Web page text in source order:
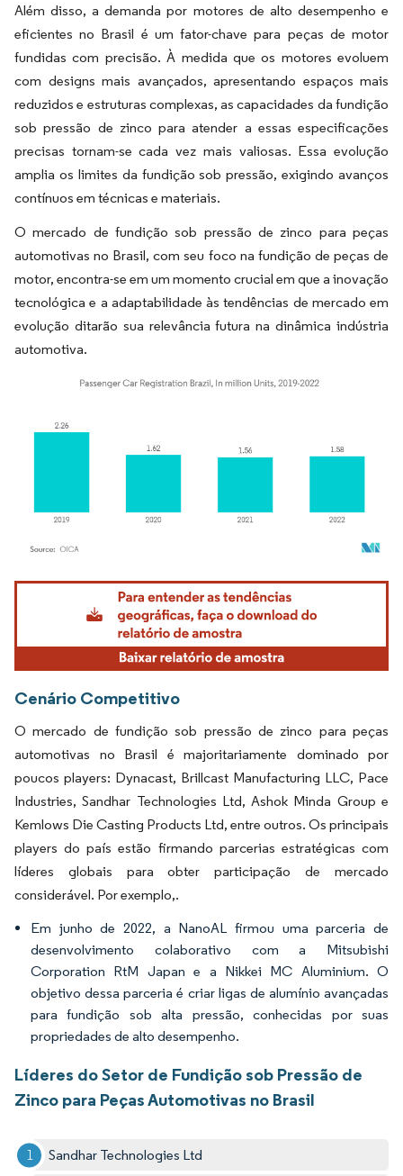
Além disso, a demanda por motores de alto desempenho e
eficientes no Brasil é um fator-chave para peças de motor
fundidas com precisão. À medida que os motores evoluem
com designs mais avançados, apresentando espaços mais
reduzidos e estruturas complexas, as capacidades da fundição
sob pressão de zinco para atender a essas especificações
precisas tornam-se cada vez mais valiosas. Essa evolução
amplia os limites da fundição sob pressão, exigindo avanços
contínuos em técnicas e materiais.
O mercado de fundição sob pressão de zinco para peças
automotivas no Brasil, com seu foco na fundição de peças de
motor, encontra-se em um momento crucial em que a inovação
tecnológica e a adaptabilidade às tendências de mercado em
evolução ditarão sua relevância futura na dinâmica indústria
automotiva.
Imagem © Mordor Intelligence. O reuso requer atribuição conforme CC BY 4.0.
Cenário Competitivo
O mercado de fundição sob pressão de zinco para peças
automotivas no Brasil é majoritariamente dominado por
poucos players: Dynacast, Brillcast Manufacturing LLC, Pace
Industries, Sandhar Technologies Ltd, Ashok Minda Group e
Kemlows Die Casting Products Ltd, entre outros. Os principais
players do país estão firmando parcerias estratégicas com
líderes globais para obter participação de mercado
considerável. Por exemplo,.
Em junho de 2022, a NanoAL firmou uma parceria de
desenvolvimento colaborativo com a Mitsubishi
Corporation RtM Japan e a Nikkei MC Aluminium. O
objetivo dessa parceria é criar ligas de alumínio avançadas
para fundição sob alta pressão, conhecidas por suas
propriedades de alto desempenho.
Líderes do Setor de Fundição sob Pressão de
Zinco para Peças Automotivas no Brasil
Sandhar Technologies Ltd